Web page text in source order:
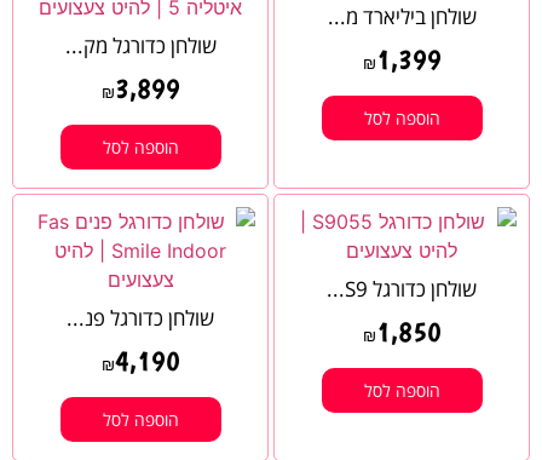
שולחן ביליארד מ...
₪ 1,399
הוספה לסל
שולחן כדורגל מק...
₪3,899
הוספה לסל
שולחן כדורגל S9...
₪ 1,850
הוספה לסל
שולחן כדורגל פנ...
₪4,190
הוספה לסל